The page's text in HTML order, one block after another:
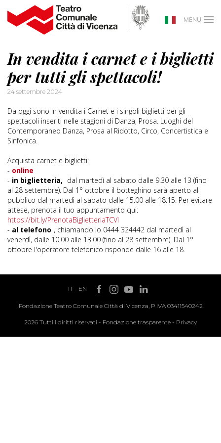
MENU
In vendita i carnet e i biglietti
per tutti gli spettacoli!
24 settembre 2024
Da oggi sono in vendita i Carnet e i singoli biglietti per gli
spettacoli inseriti nelle stagioni di Danza, Prosa. Luoghi del
Contemporaneo Danza, Prosa al Ridotto, Circo, Concertistica e
Sinfonica.
Acquista carnet e biglietti:
- online
- in biglietteria, dal martedì al sabato dalle 9.30 alle 13 (fino
al 28 settembre). Dal 1° ottobre il botteghino sarà aperto al
pubblico dal martedì al sabato dalle 15.00 alle 18.15. Per evitare
attese, prenota il tuo appuntamento qui:
https://bit.ly/PrenotaBiglietteriaTCVI
- al telefono , chiamando lo 0444 324442 dal martedì al
venerdì, dalle 10.00 alle 13.00 (fino al 28 settembre). Dal 1°
ottobre l'operatore telefonico risponde dalle 16 alle 18.
IT- EN
Fondazione Teatro Comunale Città di Vicenza, P.IVA 03411540242
2026 Tutti i diritti riservati - Fondazione trasparente - Privacy